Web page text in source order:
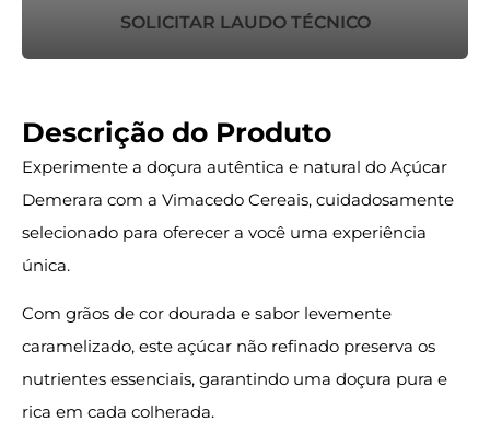
SOLICITAR LAUDO TÉCNICO
Descrição do Produto
Experimente a doçura autêntica e natural do Açúcar
Demerara com a Vimacedo Cereais, cuidadosamente
selecionado para oferecer a você uma experiência
única.
Com grãos de cor dourada e sabor levemente
caramelizado, este açúcar não refinado preserva os
nutrientes essenciais, garantindo uma doçura pura e
rica em cada colherada.